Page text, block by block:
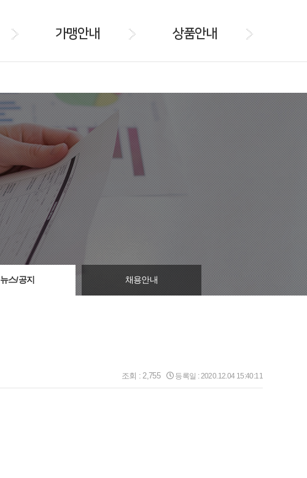
가맹안내 상품안내
뉴스/공지 채용안내
등록일 : 2020.12.04 15:40:11
조회 :2,755